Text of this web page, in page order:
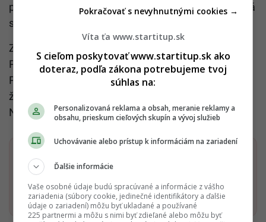
prispievajúce k upokojeniu situácie na Slovensku má
svoj význam.
Zatiaľ čo KDH sa stretnutia zúčastnilo, lídri
Progresívneho Slovenska a SaS pozvanie odmietli.
Prezident Pellegrini po rokovaní ubezpečil verejnosť,
že nikto neplánuje vystúpenie Slovenska z EÚ ani
NATO.
Dostaň Startitup do svojich Google odporúčaní
Pridať ako preferovaný zdroj
Startitup, odkaz sa otvorí v
Víta ťa www.startitup.sk
S cieľom poskytovať www.startitup.sk ako
doteraz, podľa zákona potrebujeme tvoj
súhlas na:
Personalizovaná reklama a obsah, meranie reklamy a
obsahu, prieskum cieľových skupín a vývoj služieb
Uchovávanie alebo prístup k informáciám na zariadení
Ďalšie informácie
Vaše osobné údaje budú spracúvané a informácie z vášho
zariadenia (súbory cookie, jedinečné identifikátory a ďalšie
údaje o zariadení) môžu byť ukladané a používané
225 partnermi a môžu s nimi byť zdieľané alebo môžu byť
Pokračovať s nevyhnutnými cookies →